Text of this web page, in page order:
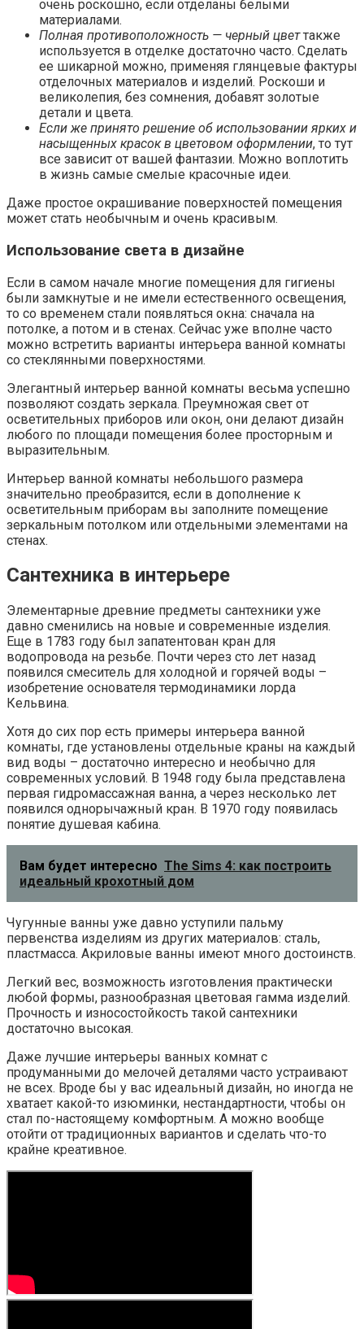
очень роскошно, если отделаны белыми
материалами.
Полная противоположность — черный цветтакже
используется в отделке достаточно часто. Сделать
ее шикарной можно, применяя глянцевые фактуры
отделочных материалов и изделий. Роскоши и
великолепия, без сомнения, добавят золотые
детали и цвета.
Если же принято решение об использовании ярких и
насыщенных красок в цветовом оформлении, то тут
все зависит от вашей фантазии. Можно воплотить
в жизнь самые смелые красочные идеи.
Даже простое окрашивание поверхностей помещения
может стать необычным и очень красивым.
Использование света в дизайне
Если в самом начале многие помещения для гигиены
были замкнутые и не имели естественного освещения,
то со временем стали появляться окна: сначала на
потолке, а потом и в стенах. Сейчас уже вполне часто
можно встретить варианты интерьера ванной комнаты
со стеклянными поверхностями.
Элегантный интерьер ванной комнаты весьма успешно
позволяют создать зеркала. Преумножая свет от
осветительных приборов или окон, они делают дизайн
любого по площади помещения более просторным и
выразительным.
Интерьер ванной комнаты небольшого размера
значительно преобразится, если в дополнение к
осветительным приборам вы заполните помещение
зеркальным потолком или отдельными элементами на
стенах.
Сантехника в интерьере
Элементарные древние предметы сантехники уже
давно сменились на новые и современные изделия.
Еще в 1783 году был запатентован кран для
водопровода на резьбе. Почти через сто лет назад
появился смеситель для холодной и горячей воды –
изобретение основателя термодинамики лорда
Кельвина.
Хотя до сих пор есть примеры интерьера ванной
комнаты, где установлены отдельные краны на каждый
вид воды – достаточно интересно и необычно для
современных условий. В 1948 году была представлена
первая гидромассажная ванна, а через несколько лет
появился однорычажный кран. В 1970 году появилась
понятие душевая кабина.
Вам будет интересно The Sims 4: как построить
идеальный крохотный дом
Чугунные ванны уже давно уступили пальму
первенства изделиям из других материалов: сталь,
пластмасса. Акриловые ванны имеют много достоинств.
Легкий вес, возможность изготовления практически
любой формы, разнообразная цветовая гамма изделий.
Прочность и износостойкость такой сантехники
достаточно высокая.
Даже лучшие интерьеры ванных комнат с
продуманными до мелочей деталями часто устраивают
не всех. Вроде бы у вас идеальный дизайн, но иногда не
хватает какой-то изюминки, нестандартности, чтобы он
стал по-настоящему комфортным. А можно вообще
отойти от традиционных вариантов и сделать что-то
крайне креативное.